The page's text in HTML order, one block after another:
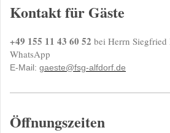
Kontakt für Gäste
+49 155 11 43 60 52 bei Herrn
WhatsApp
E-Mail: gaeste@fsg-alfdorf.de
Öffnungszeiten